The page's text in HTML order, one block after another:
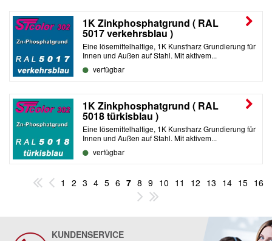
1K Zinkphosphatgrund ( RAL
5017 verkehrsblau )
Eine lösemittelhaltige, 1K Kunstharz Grundierung für
Innen und Außen auf Stahl. Mit aktivem...
verfügbar
1K Zinkphosphatgrund ( RAL
5018 türkisblau )
Eine lösemittelhaltige, 1K Kunstharz Grundierung für
Innen und Außen auf Stahl. Mit aktivem...
verfügbar
1 2 3 4 5 6 7 8 9 10 11 12 13 14 15 16
KUNDENSERVICE